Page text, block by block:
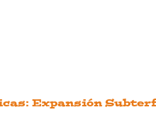
Expansión